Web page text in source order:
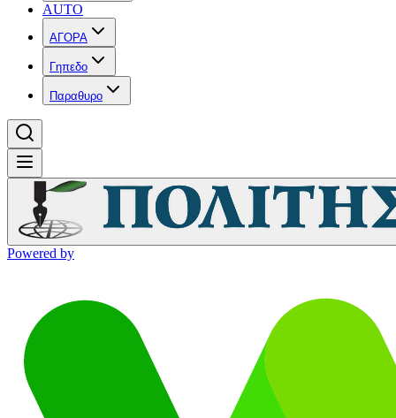
AUTO
ΑΓΟΡΑ
Γηπεδο
Παραθυρο
Powered by